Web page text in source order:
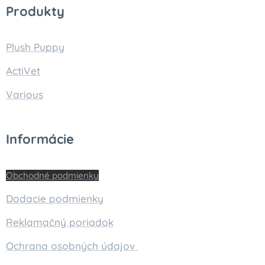
Produkty
Plush Puppy
ActiVet
Various
Informácie
Obchodné podmienky
Dodacie podmienky
Reklamačný poriadok
Ochrana osobných údajov